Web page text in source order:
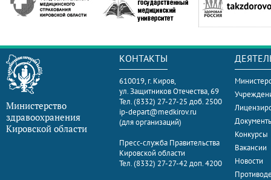
Министерство
здравоохранения
Кировской области
КОНТАКТЫ
610019, г. Киров,
ул. Защитников Отечества, 69
Тел. (8332) 27-27-25 доб. 2500
ip-depart@medkirov.ru
(для организаций)
Пресс-служба Правительства
Кировской области
Тел. (8332) 27-27-42 доп. 4200
Конкурсы
Вакансии
Новости